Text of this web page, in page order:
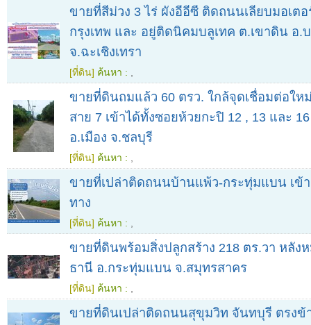
ขายที่สีม่วง 3 ไร่ ผังอีอีซี ติดถนนเลียบมอเตอ
กรุงเทพ และ อยู่ติดนิคมบลูเทค ต.เขาดิน อ.
จ.ฉะเชิงเทรา
[ที่ดิน] ค้นหา :
ขายที่ดินถมแล้ว 60 ตรว. ใกล้จุดเชื่อมต่อให
สาย 7 เข้าได้ทั้งซอยห้วยกะปิ 12 , 13 และ
อ.เมือง จ.ชลบุรี
[ที่ดิน] ค้นหา :
ขายที่เปล่าติดถนนบ้านแพ้ว-กระทุ่มแบน เข้
ทาง
[ที่ดิน] ค้นหา :
ขายที่ดินพร้อมสิ่งปลูกสร้าง 218 ตร.วา หลัง
ธานี อ.กระทุ่มแบน จ.สมุทรสาคร
[ที่ดิน] ค้นหา :
ขายที่ดินเปล่าติดถนนสุขุมวิท จันทบุรี ตรงข้